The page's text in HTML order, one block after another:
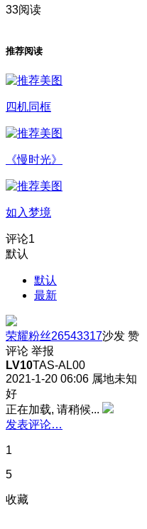
33阅读
推荐阅读
四机同框
《慢时光》
如入梦境
评论1
默认
默认
最新
荣耀粉丝26543317沙发 赞
评论 举报
LV10TAS-AL00
2021-1-20 06:06 属地未知
好
正在加载, 请稍候...
发表评论…
1
5
收藏